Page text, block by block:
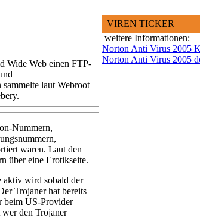
Wide Web einen FTP-
laut Webroot
Nummern,
waren. Laut den
über eine Erotikseite.
aktiv wird sobald der
Trojaner hat bereits
beim US-Provider
den Trojaner
VIREN TICKER
weitere Informationen:
Norton Anti Virus 2005
Norton Anti Virus 2005